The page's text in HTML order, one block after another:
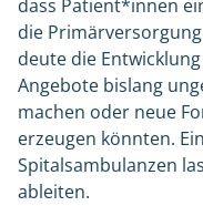
dass Patient*innen
die
deute die
Angebote bislang
machen oder neue
erzeugen könnten.
Spitalsambulanzen
ableiten.